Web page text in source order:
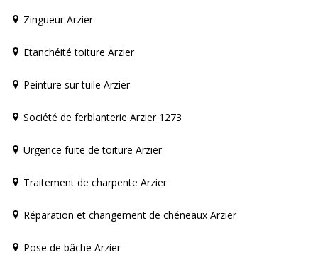
Zingueur Arzier
Etanchéité toiture Arzier
Peinture sur tuile Arzier
Société de ferblanterie Arzier 1273
Urgence fuite de toiture Arzier
Traitement de charpente Arzier
Réparation et changement de chéneaux Arzier
Pose de bâche Arzier